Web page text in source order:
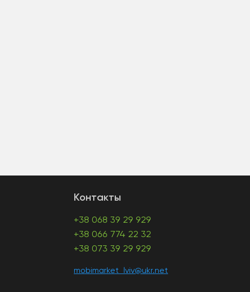
Контакты
+38 068 39 29 929
+38 066 774 22 32
+38 073 39 29 929
mobimarket_lviv@ukr.net